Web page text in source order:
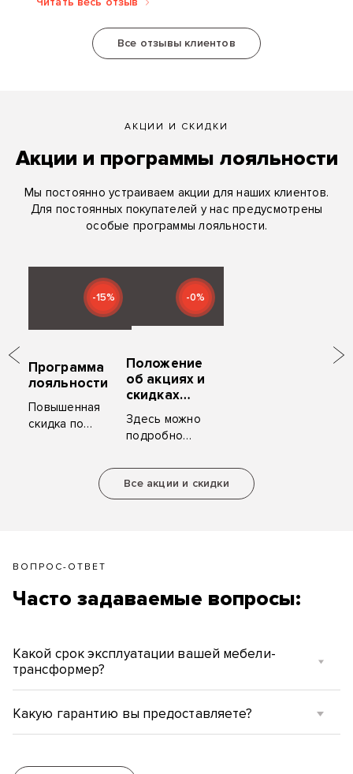
Все отзывы клиентов
АКЦИИ И СКИДКИ
Акции и программы лояльности
Мы постоянно устраиваем акции для наших клиентов.
Для постоянных покупателей у нас предусмотрены
особые программы лояльности.
-15%
Программа
лояльности
Повышенная
скидка по
рекомендацию.
-0%
Положение
об акциях и
скидках
«ZYM
Мебель»
Здесь можно
подробно
с условиями
акций и
скидок.
Все акции и скидки
ВОПРОС-ОТВЕТ
Часто задаваемые вопросы:
Какой срок эксплуатации вашей мебели-
трансформер?
Какую гарантию вы предоставляете?